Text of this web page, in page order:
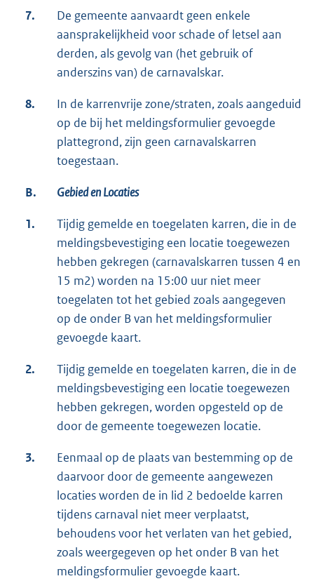
7.
De gemeente aanvaardt geen enkele
aansprakelijkheid voor schade of letsel aan
derden, als gevolg van (het gebruik of
anderszins van) de carnavalskar.
8.
In de karrenvrije zone/straten, zoals aangeduid
op de bij het meldingsformulier gevoegde
plattegrond, zijn geen carnavalskarren
toegestaan.
B. Gebied en Locaties
1.
Tijdig gemelde en toegelaten karren, die in de
meldingsbevestiging een locatie toegewezen
hebben gekregen (carnavalskarren tussen 4 en
15 m2) worden na 15:00 uur niet meer
toegelaten tot het gebied zoals aangegeven
op de onder B van het meldingsformulier
gevoegde kaart.
2.
Tijdig gemelde en toegelaten karren, die in de
meldingsbevestiging een locatie toegewezen
hebben gekregen, worden opgesteld op de
door de gemeente toegewezen locatie.
3.
Eenmaal op de plaats van bestemming op de
daarvoor door de gemeente aangewezen
locaties worden de in lid 2 bedoelde karren
tijdens carnaval niet meer verplaatst,
behoudens voor het verlaten van het gebied,
zoals weergegeven op het onder B van het
meldingsformulier gevoegde kaart.